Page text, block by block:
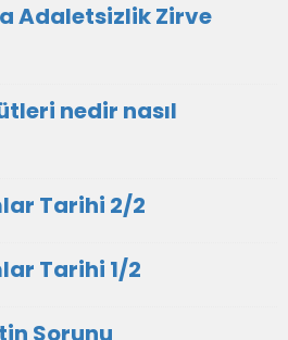
Adaletsizlik Zirve
nedir nasıl
Tarihi 2/2
Tarihi 1/2
Sorunu